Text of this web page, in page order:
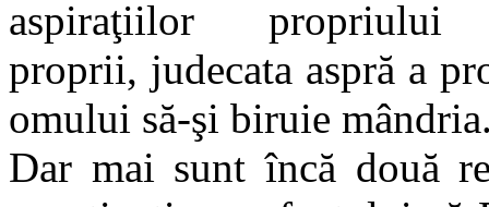
aspiraţiilor
proprii, judecata aspră a
omului să-şi biruie
Dar mai sunt încă două